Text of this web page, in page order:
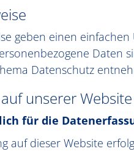
geben einen
Daten
Datenschutz
unserer Website
für die
auf dieser Website